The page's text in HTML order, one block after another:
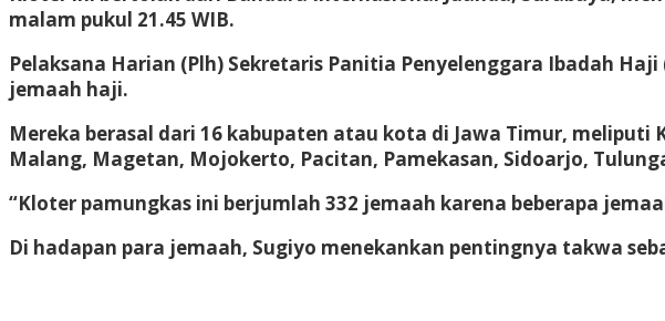
malam pukul 21.45 WIB.
Pelaksana Harian (Plh) Sekretaris Panitia Penyelenggara Ibadah
jemaah haji.
Mereka berasal dari 16 kabupaten atau kota di Jawa Timur,
Malang, Magetan, Mojokerto, Pacitan, Pamekasan, Sidoarjo,
“Kloter pamungkas ini berjumlah 332 jemaah karena beberapa
Di hadapan para jemaah, Sugiyo menekankan pentingnya takwa